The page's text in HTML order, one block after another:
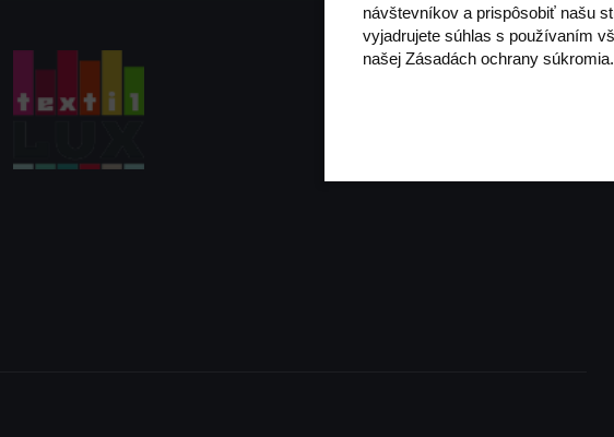
návštevníkov a prispôsobiť našu
vyjadrujete súhlas s používaním
našej Zásadách ochrany súkromia.